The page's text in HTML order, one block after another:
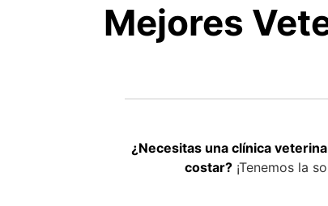
Mejores
¿Necesitas una clínica
costar? ¡Tenemos la